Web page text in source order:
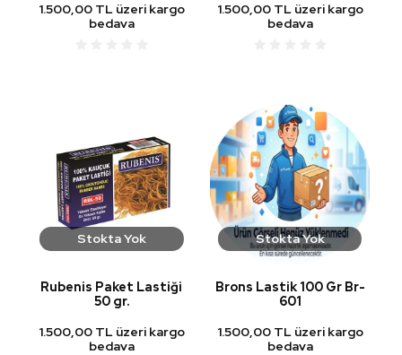
1.500,00 TL üzeri kargo
bedava
1.500,00 TL üzeri kargo
bedava
Stokta Yok
Rubenis Paket Lastiği
50 gr.
1.500,00 TL üzeri kargo
bedava
Stokta Yok
Brons Lastik 100 Gr Br-
601
1.500,00 TL üzeri kargo
bedava